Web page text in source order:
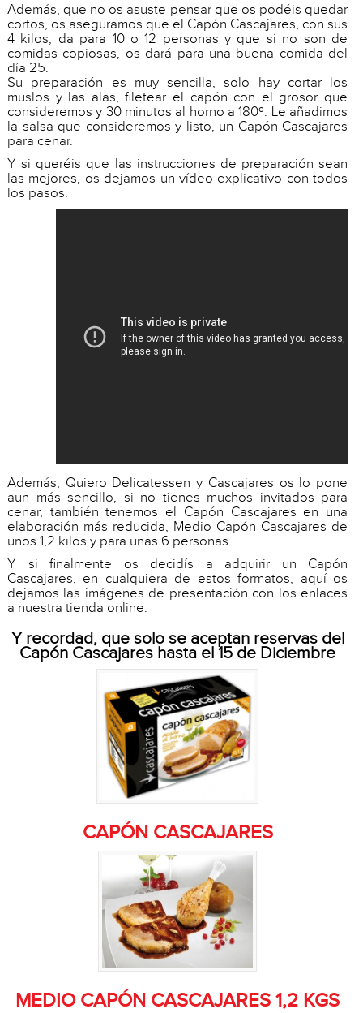
Además, que no os asuste pensar que os podéis quedar
cortos, os aseguramos que el Capón Cascajares, con sus
4 kilos, da para 10 o 12 personas y que si no son de
comidas copiosas, os dará para una buena comida del
día 25.
Su preparación es muy sencilla, solo hay cortar los
muslos y las alas, filetear el capón con el grosor que
consideremos y 30 minutos al horno a 180º. Le añadimos
la salsa que consideremos y listo, un Capón Cascajares
para cenar.
Y si queréis que las instrucciones de preparación sean
las mejores, os dejamos un vídeo explicativo con todos
los pasos.
Además, Quiero Delicatessen y Cascajares os lo pone
aun más sencillo, si no tienes muchos invitados para
cenar, también tenemos el Capón Cascajares en una
elaboración más reducida, Medio Capón Cascajares de
unos 1,2 kilos y para unas 6 personas.
Y si finalmente os decidís a adquirir un Capón
Cascajares, en cualquiera de estos formatos, aquí os
dejamos las imágenes de presentación con los enlaces
a nuestra tienda online.
Y recordad, que solo se aceptan reservas del
Capón Cascajares hasta el 15 de Diciembre
CAPÓN CASCAJARES
MEDIO CAPÓN CASCAJARES 1,2 KGS